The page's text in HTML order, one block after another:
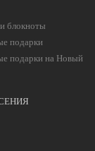
блокноты
подарки
подарки на Новый